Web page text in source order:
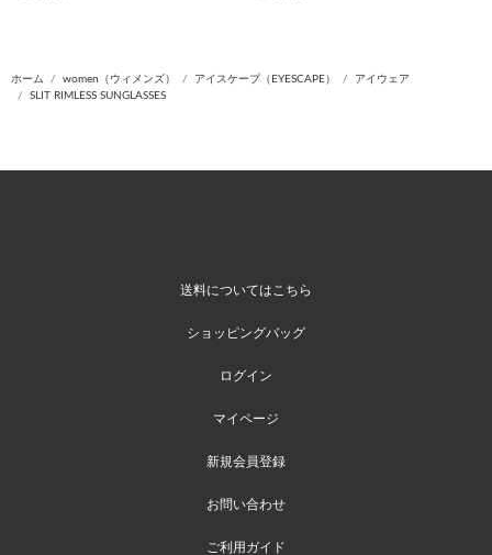
ホーム women（ウィメンズ） アイスケープ（EYESCAPE）
アイウェア
SLIT RIMLESS SUNGLASSES
送料についてはこちら
ショッピングバッグ
ログイン
マイページ
新規会員登録
お問い合わせ
ご利用ガイド